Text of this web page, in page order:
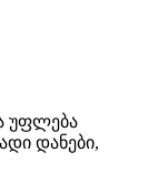
უფლება
დანები,